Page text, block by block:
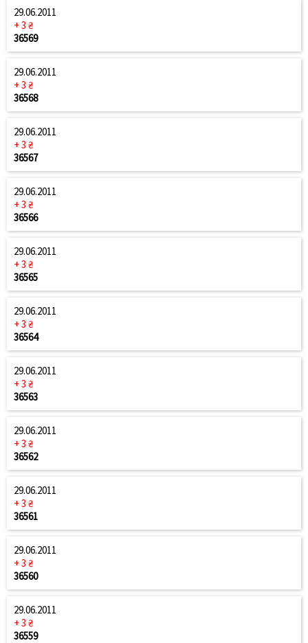
29.06.2011
+ 3 ₴
36569
29.06.2011
+ 3 ₴
36568
29.06.2011
+ 3 ₴
36567
29.06.2011
+ 3 ₴
36566
29.06.2011
+ 3 ₴
36565
29.06.2011
+ 3 ₴
36564
29.06.2011
+ 3 ₴
36563
29.06.2011
+ 3 ₴
36562
29.06.2011
+ 3 ₴
36561
29.06.2011
+ 3 ₴
36560
29.06.2011
+ 3 ₴
36559